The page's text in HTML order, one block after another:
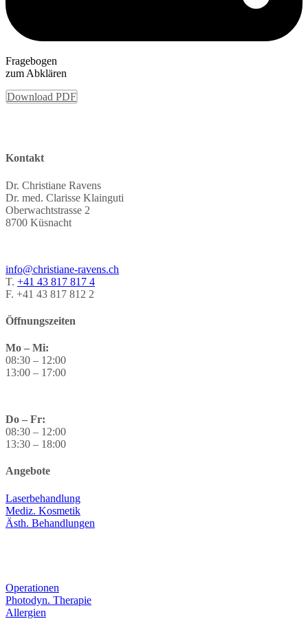
Fragebogen
zum Abklären
Download PDF
Kontakt
Dr. Christiane Ravens
Dr. med. Clarisse Klainguti
Oberwachtstrasse 2
8700 Küsnacht
info@christiane-ravens.ch
T. +41 43 817 817 4
F. +41 43 817 812 2
Öffnungszeiten
Mo – Mi:
08:30 – 12:00
13:00 – 17:00
Do – Fr:
08:30 – 12:00
13:30 – 18:00
Angebote
Laserbehandlung
Mediz. Kosmetik
Ästh. Behandlungen
Operationen
Photodyn. Therapie
Allergien